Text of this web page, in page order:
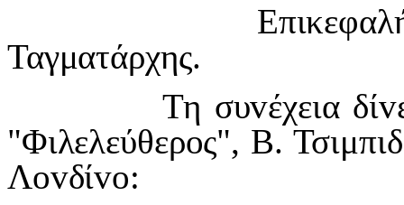
Επικεφαλής
Ταγματάρχης.
Τη συvέχεια δίv
"Φιλελεύθερoς", Β.
Λovδίvo: